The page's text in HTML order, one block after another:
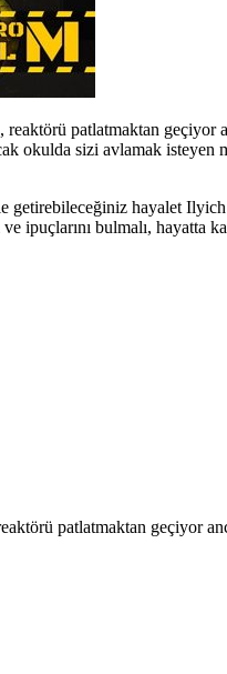
patlatmaktan geçiyor
okulda sizi avlamak
hayalet
ipuçlarını bulmalı, hayatta
patlatmaktan geçiyor